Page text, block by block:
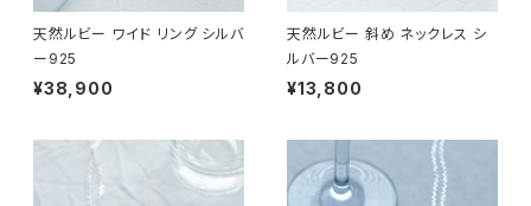
天然ルビー ワイド リング シルバ
ー925
¥38,900
天然ルビー 斜め ネックレス シ
ルバー925
¥13,800